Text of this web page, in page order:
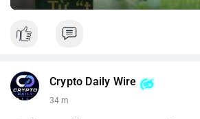
Crypto Daily Wire
34 m